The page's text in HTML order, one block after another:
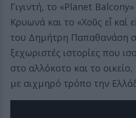
Γιγιντή, το «Planet
Κρυωνά και το «Χοῦς εἶ καί
του Δημήτρη Παπαθανάση
ξεχωριστές ιστορίες που
στο αλλόκοτο και το
με αιχμηρό τρόπο την